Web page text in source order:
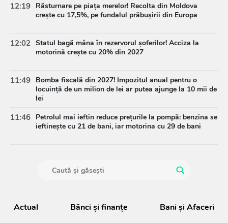
12:19 Răsturnare pe piața merelor! Recolta din Moldova
crește cu 17,5%, pe fundalul prăbușirii din Europa
12:02 Statul bagă mâna în rezervorul șoferilor! Acciza la
motorină crește cu 20% din 2027
11:49 Bomba fiscală din 2027! Impozitul anual pentru o
locuință de un milion de lei ar putea ajunge la 10 mii de
lei
11:46 Petrolul mai ieftin reduce prețurile la pompă: benzina se
ieftinește cu 21 de bani, iar motorina cu 29 de bani
Actual Bănci şi finanţe
Bani și Afaceri